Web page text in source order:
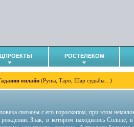
РОСТЕЛЕКОМ
онлайн (Руны, Таро, Шар судьбы…)
связаны с его гороскопом, при этом
рождении. Знак, в котором находилось Солнце,